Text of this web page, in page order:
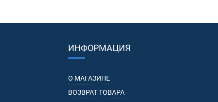
ИНФОРМАЦИЯ
О МАГАЗИНЕ
ВОЗВРАТ ТОВАРА